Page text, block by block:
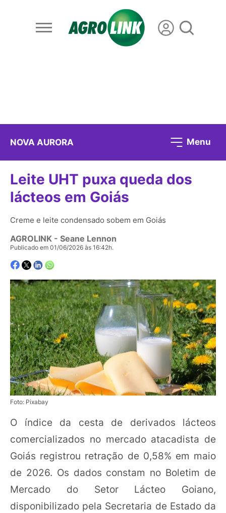
NOVA AURORA Menu
Leite UHT puxa queda dos
lácteos em Goiás
Creme e leite condensado sobem em Goiás
AGROLINK - Seane Lennon
Publicado em 01/06/2026 às 16:42h.
Foto: Pixabay
O índice da cesta de derivados lácteos
comercializados no mercado atacadista de
Goiás registrou retração de 0,58% em maio
de 2026. Os dados constam no Boletim de
Mercado do Setor Lácteo Goiano,
disponibilizado pela Secretaria de Estado da